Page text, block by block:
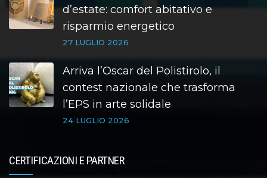
d’estate: comfort abitativo e
risparmio energetico
27 LUGLIO 2026
Arriva l’Oscar del Polistirolo, il
contest nazionale che trasforma
l’EPS in arte solidale
24 LUGLIO 2026
CERTIFICAZIONI E PARTNER